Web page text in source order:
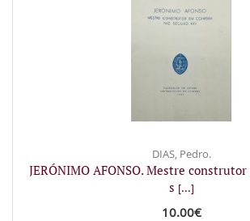
DIAS, Pedro.
JERÓNIMO AFONSO. Mestre
s [...]
10.00€